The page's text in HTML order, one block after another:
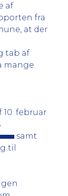
af
fra
at der
tab af
mange
10. februar
samt
til